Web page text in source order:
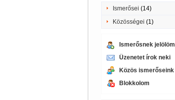
Ismerősei (14)
Közösségei (1)
Ismerősnek jelölöm
Üzenetet írok neki
Közös ismerőseink
Blokkolom